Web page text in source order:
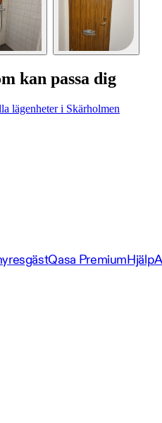
kan passa dig
lägenheter i Skärholmen
Qasa PremiumHjälp